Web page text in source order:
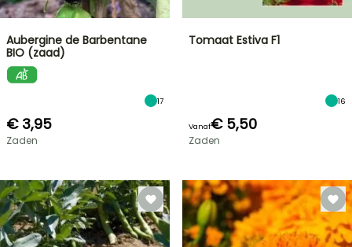
Aubergine de Barbentane
BIO (zaad)
17
€ 3,95
Zaden
Tomaat Estiva F1
16
Vanaf€ 5,50
Zaden